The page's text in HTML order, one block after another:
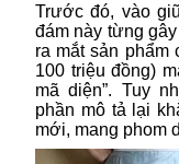
Trước đó, vào
đám này từng
ra mắt sản phẩm
100 triệu đồng)
mã diện”. Tuy
phần mô tả lại
mới, mang phom